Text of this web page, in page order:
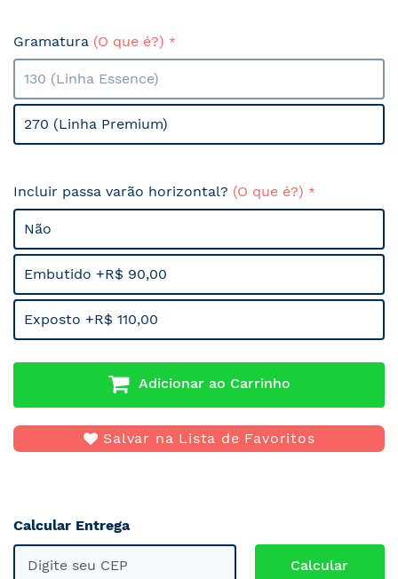
Gramatura (O que é?)
130 (Linha Essence)
270 (Linha Premium)
Incluir passa varão horizontal? (O que é?)
Não
Embutido +R$ 90,00
Exposto +R$ 110,00
Adicionar ao Carrinho
Salvar na Lista de Favoritos
Calcular Entrega